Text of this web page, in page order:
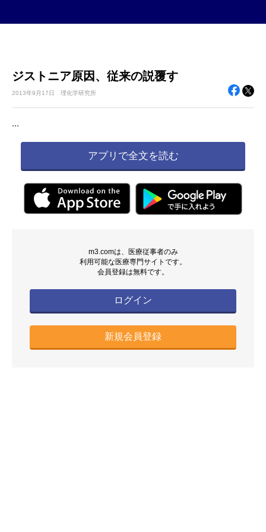
ジストニア原因、従来の説覆す
2013年9月17日 理化学研究所
...
アプリで全文を読む
m3.comは、医療従事者のみ
利用可能な医療専門サイトです。
会員登録は無料です。
ログイン
新規会員登録